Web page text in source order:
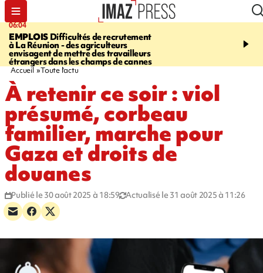
06:04
EMPLOIS Difficultés de recrutement
à La Réunion - des agriculteurs
envisagent de mettre des travailleurs
étrangers dans les champs de cannes
09:10
en panne sur la RN2,
Accueil Toute l'actu
À retenir ce soir : viol
présumé, corbeau
familier, marche pour
Gaza et droits de
douanes
Publié le 30 août 2025 à 18:59 Actualisé le 31 août 2025 à 11:26